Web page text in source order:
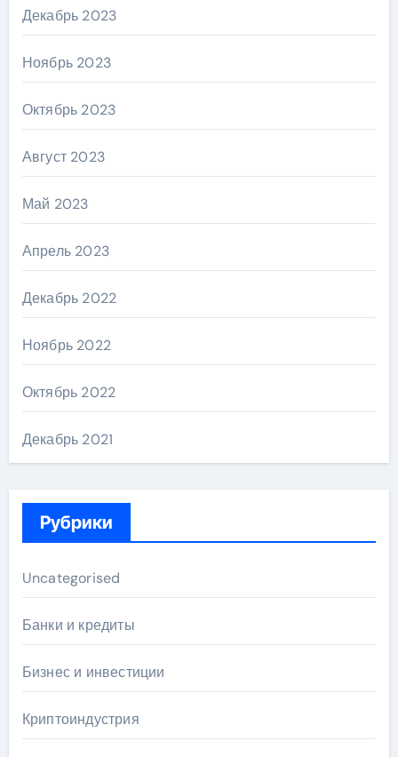
Декабрь 2023
Ноябрь 2023
Октябрь 2023
Август 2023
Май 2023
Апрель 2023
Декабрь 2022
Ноябрь 2022
Октябрь 2022
Декабрь 2021
Рубрики
Uncategorised
Банки и кредиты
Бизнес и инвестиции
Криптоиндустрия